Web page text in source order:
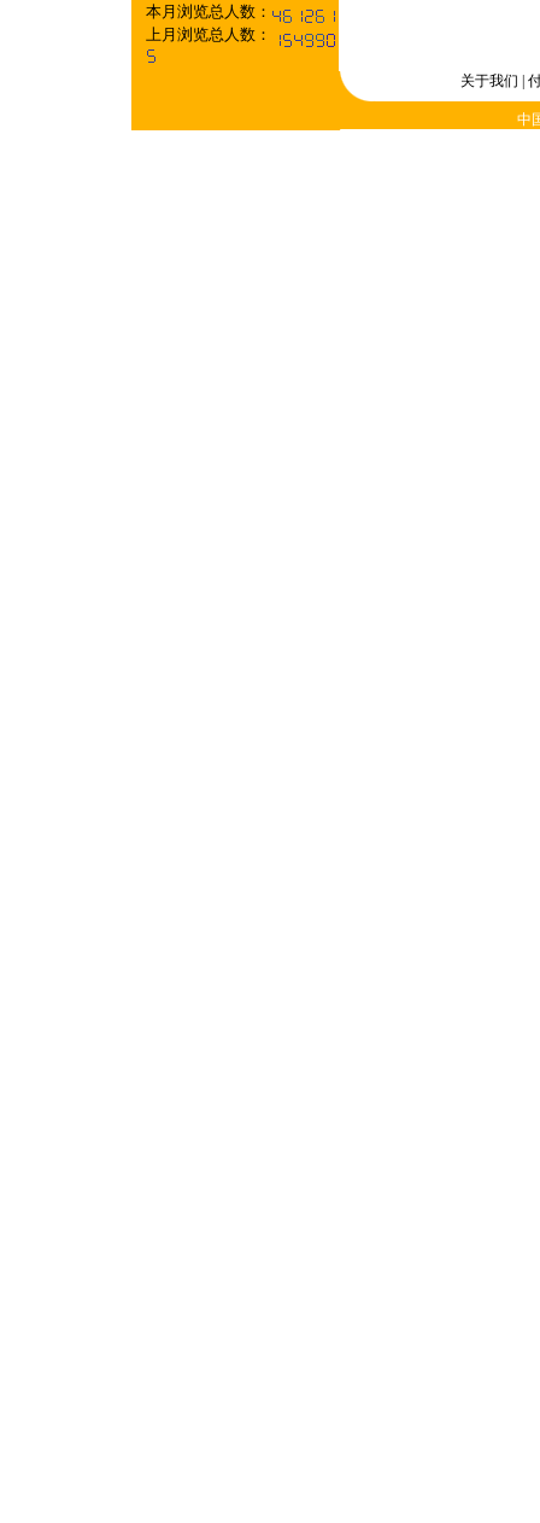
本月浏览总人数：
上月浏览总人数：
关于我们
中